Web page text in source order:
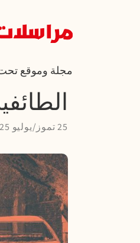
مجلة وموقع تحت
25 تموز/يوليو 2025